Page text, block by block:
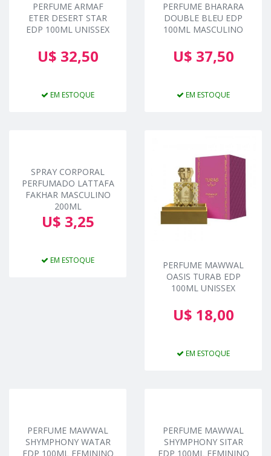
PERFUME ARMAF
ETER DESERT STAR
EDP 100ML UNISSEX
U$ 32,50
EM ESTOQUE
PERFUME BHARARA
DOUBLE BLEU EDP
100ML MASCULINO
U$ 37,50
EM ESTOQUE
SPRAY CORPORAL
PERFUMADO LATTAFA
FAKHAR MASCULINO
200ML
U$ 3,25
EM ESTOQUE
PERFUME MAWWAL
OASIS TURAB EDP
100ML UNISSEX
U$ 18,00
EM ESTOQUE
PERFUME MAWWAL
SHYMPHONY WATAR
EDP 100ML FEMININO
PERFUME MAWWAL
SHYMPHONY SITAR
EDP 100ML FEMININO